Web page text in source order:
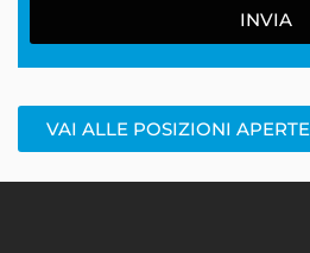
INVIA
VAI ALLE POSIZIONI APERTE